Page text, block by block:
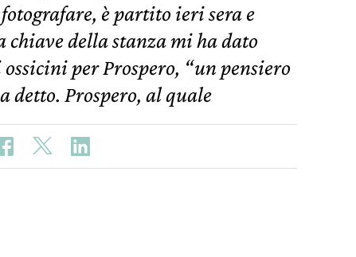
è partito ieri sera e
della stanza mi ha dato
per Prospero, “un pensiero
detto. Prospero, al quale